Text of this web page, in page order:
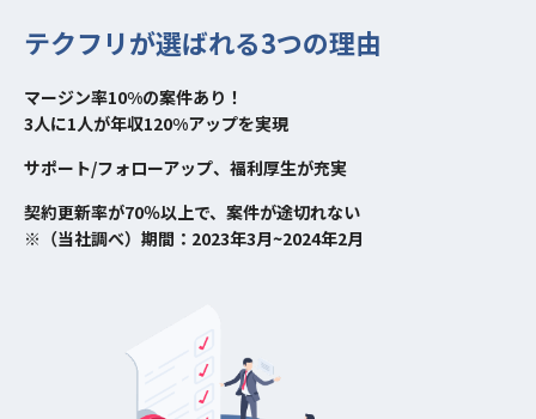
テクフリが選ばれる3つの理由
マージン率10%の案件あり！
3人に1人が年収120%アップを実現
サポート/フォローアップ、福利厚生が充実
契約更新率が70％以上で、案件が途切れない
※（当社調べ）期間：2023年3月~2024年2月